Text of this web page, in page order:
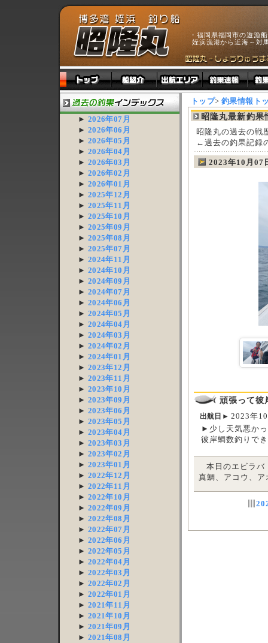
・福岡県福岡市の遊漁
姪浜漁港から近海～対
► 2026年07月
► 2026年06月
► 2026年05月
► 2026年04月
► 2026年03月
► 2026年02月
► 2026年01月
► 2025年12月
► 2025年11月
► 2025年10月
► 2025年09月
► 2025年08月
► 2025年07月
► 2024年11月
► 2024年10月
► 2024年09月
► 2024年07月
► 2024年06月
► 2024年05月
► 2024年04月
► 2024年03月
► 2024年02月
► 2024年01月
► 2023年12月
► 2023年11月
► 2023年10月
► 2023年09月
► 2023年06月
► 2023年05月
► 2023年04月
► 2023年03月
► 2023年02月
► 2023年01月
► 2022年12月
► 2022年11月
► 2022年10月
► 2022年09月
► 2022年08月
► 2022年07月
► 2022年06月
► 2022年05月
► 2022年04月
► 2022年03月
► 2022年02月
► 2022年01月
► 2021年11月
► 2021年10月
► 2021年09月
► 2021年08月
トップ> 釣果情報ト
昭隆丸最新釣果
昭隆丸の過去の戦
←過去の釣果記録
2023年10月07
頑張って彼
出航日►2023年
►少し天気悪か
彼岸鯛数釣りで
本日のエビラバ
真鯛、アコウ、
▥